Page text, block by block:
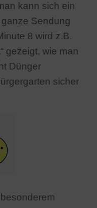
kann sich ein
ganze Sendung
8 wird z.B.
gezeigt, wie man
Dünger
sicher